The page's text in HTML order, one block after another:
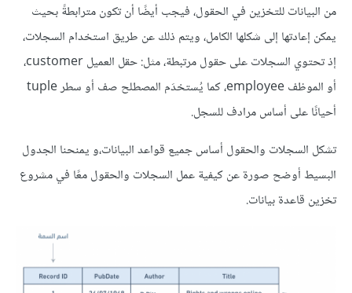
من البيانات للتخزين في الحقول، فيجب أيضًا أن تكون مترابطةً بحيث
يمكن إعادتها إلى شكلها الكامل، ويتم ذلك عن طريق استخدام السجلات،
إذ تحتوي السجلات على حقول مرتبطة، مثل: حقل العميل customer،
أو الموظف employee، كما يُستخدَم المصطلح صف أو سطر tuple
أحيانًا على أساس مرادف للسجل.
تشكل السجلات والحقول أساس جميع قواعد البيانات،و يمنحنا الجدول
البسيط أوضح صورة عن كيفية عمل السجلات والحقول معًا في مشروع
تخزين قاعدة بيانات.